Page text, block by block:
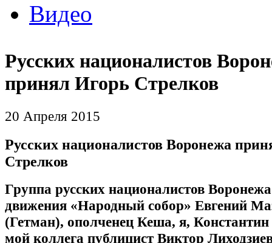
Видео
Русских националистов
принял Игорь Стрелков
20 Апреля 2015
Русских националистов Воронежа
Стрелков
Группа русских националистов
движения «Народный собор» Евгений
(Гетман), ополченец Кеша, я,
мой коллега публицист Виктор